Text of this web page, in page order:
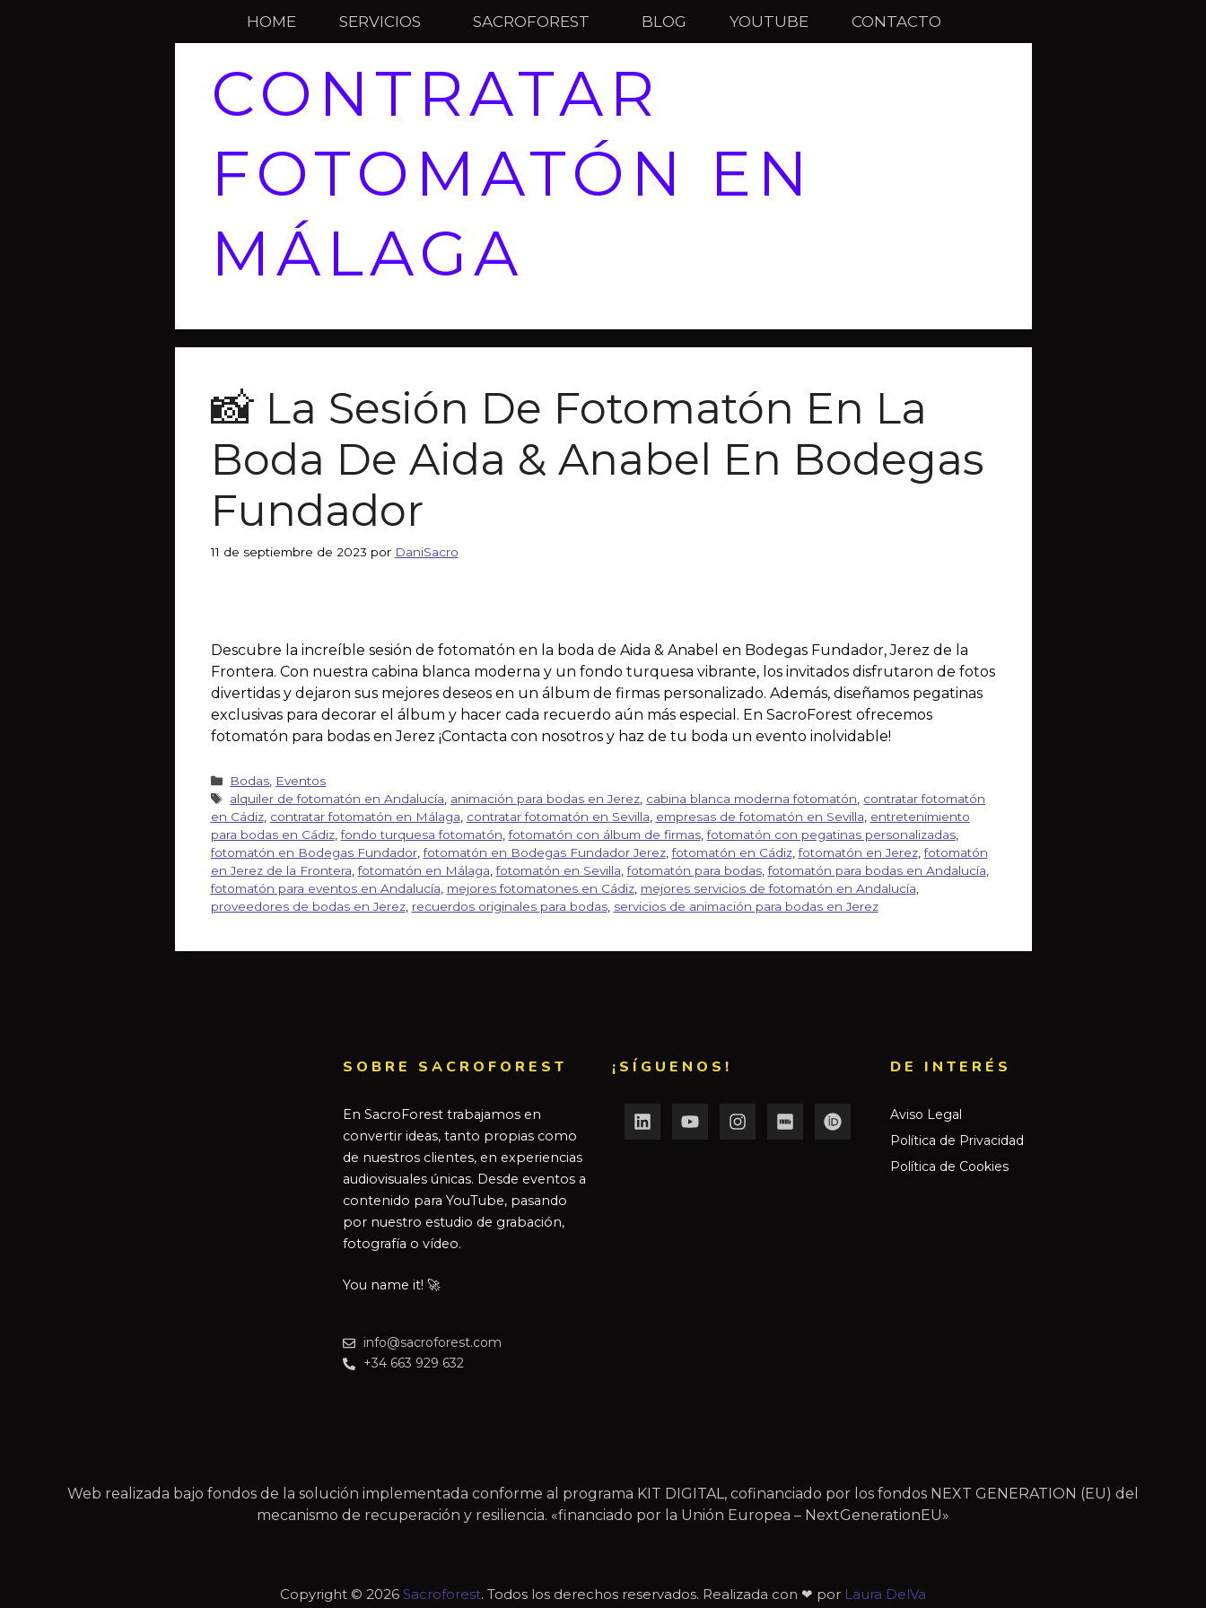
HOME SERVICIOS SACROFOREST BLOG YOUTUBE CONTACTO
CONTRATAR
FOTOMATÓN EN
MÁLAGA
📸 La Sesión De Fotomatón En La
Boda De Aida & Anabel En Bodegas
Fundador
11 de septiembre de 2023 por DaniSacro
Descubre la increíble sesión de fotomatón en la boda de Aida & Anabel en Bodegas Fundador, Jerez de la
Frontera. Con nuestra cabina blanca moderna y un fondo turquesa vibrante, los invitados disfrutaron de fotos
divertidas y dejaron sus mejores deseos en un álbum de firmas personalizado. Además, diseñamos pegatinas
exclusivas para decorar el álbum y hacer cada recuerdo aún más especial. En SacroForest ofrecemos
fotomatón para bodas en Jerez ¡Contacta con nosotros y haz de tu boda un evento inolvidable!
Bodas Eventos
alquiler de fotomatón en Andalucía animación para bodas en Jerez cabina blanca moderna fotomatón contratar fotomatón
en Cádiz, contratar fotomatón en Málaga contratar fotomatón en Sevilla empresas de fotomatón en Sevilla entretenimiento
para bodas en Cádiz,fondo turquesa fotomatón ,fotomatón con álbum de firmas,fotomatón con pegatinas personalizadas,
fotomatón en Bodegas Fundador,fotomatón en Bodegas Fundador Jerez,fotomatón en Cádiz,fotomatón en Jerez,fotomatón
en Jerez de la Frontera ,fotomatón en Málaga ,fotomatón en Sevilla ,fotomatón para bodas,fotomatón para bodas en Andalucía
fotomatón para eventos en Andalucía mejores fotomatones en Cádiz, mejores servicios de fotomatón en Andalucía
proveedores de bodas en Jerez, recuerdos originales para bodas, servicios de animación para bodas en Jerez
SOBRE SACROFOREST
En SacroForest trabajamos en
convertir ideas, tanto propias como
de nuestros clientes, en experiencias
audiovisuales únicas. Desde eventos a
contenido para YouTube, pasando
por nuestro estudio de grabación,
fotografía o vídeo.
You name it! 🚀
info@sacroforest.com
+34 663 929 632
¡SÍGUENOS! DE INTERÉS​
Aviso Legal
Política de Privacidad
Política de Cookies
Web realizada bajo fondos de la solución implementada conforme al programa KIT DIGITAL, cofinanciado por los fondos NEXT GENERATION (EU) del
mecanismo de recuperación y resiliencia. «financiado por la Unión Europea – NextGenerationEU»
Copyright © 2026 Sacroforest. Todos los derechos reservados. Realizada con ❤ por Laura DelVa